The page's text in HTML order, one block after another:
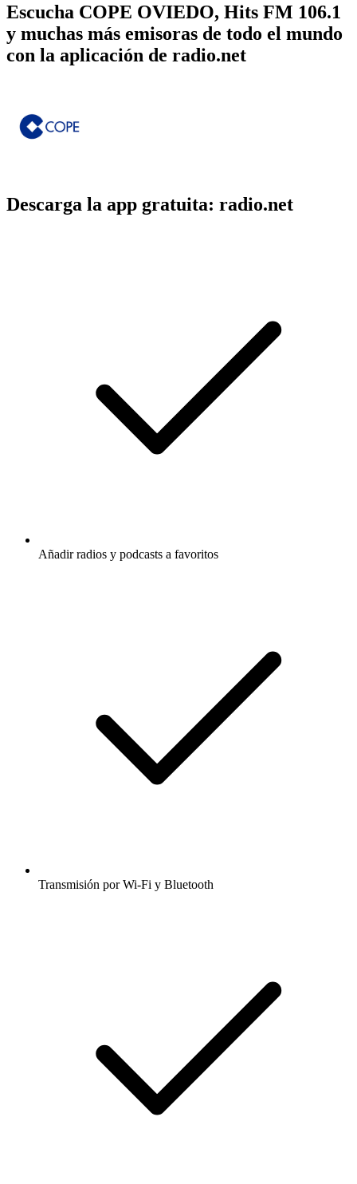
Escucha COPE OVIEDO, Hits FM 106.1
y muchas más emisoras de todo el mundo
con la aplicación de radio.net
Descarga la app gratuita: radio.net
Añadir radios y podcasts a favoritos
Transmisión por Wi-Fi y Bluetooth